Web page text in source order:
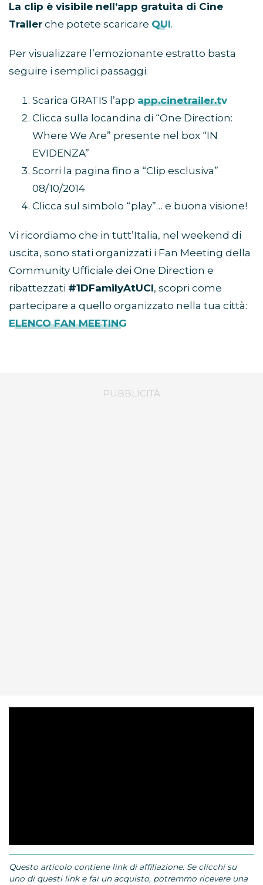
La clip è visibile nell’app gratuita di Cine
Trailer che potete scaricare QUI.
Per visualizzare l’emozionante estratto basta
seguire i semplici passaggi:
Scarica GRATIS l’app app.cinetrailer.tv
Clicca sulla locandina di “One Direction:
Where We Are” presente nel box “IN
EVIDENZA”
Scorri la pagina fino a “Clip esclusiva”
08/10/2014
Clicca sul simbolo “play”… e buona visione!
Vi ricordiamo che in tutt’Italia, nel weekend di
uscita, sono stati organizzati i Fan Meeting della
Community Ufficiale dei One Direction e
ribattezzati #1DFamilyAtUCI, scopri come
partecipare a quello organizzato nella tua città:
ELENCO FAN MEETING
Questo articolo contiene link di affiliazione. Se clicchi su
uno di questi link e fai un acquisto, potremmo ricevere una